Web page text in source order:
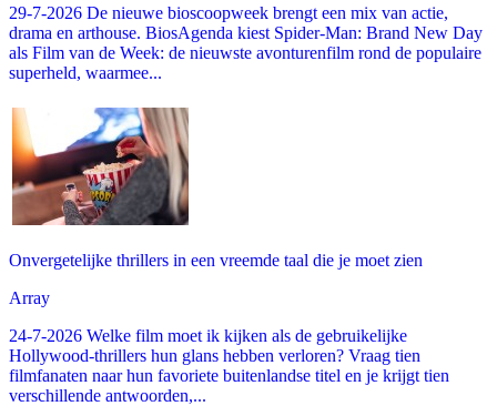
29-7-2026 De nieuwe bioscoopweek brengt een mix van actie,
drama en arthouse. BiosAgenda kiest Spider-Man: Brand New Day
als Film van de Week: de nieuwste avonturenfilm rond de populaire
superheld, waarmee...
Onvergetelijke thrillers in een vreemde taal die je moet zien
Array
24-7-2026 Welke film moet ik kijken als de gebruikelijke
Hollywood-thrillers hun glans hebben verloren? Vraag tien
filmfanaten naar hun favoriete buitenlandse titel en je krijgt tien
verschillende antwoorden,...